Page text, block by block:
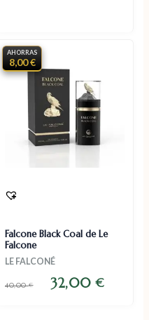
AHORRAS
8,00 €
Falcone Black Coal de Le
Falcone
LE FALCONÉ
40,00€ 32,00€